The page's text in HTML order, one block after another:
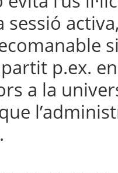
p.ex.
a la